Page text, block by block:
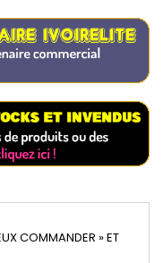
COMMANDER » ET